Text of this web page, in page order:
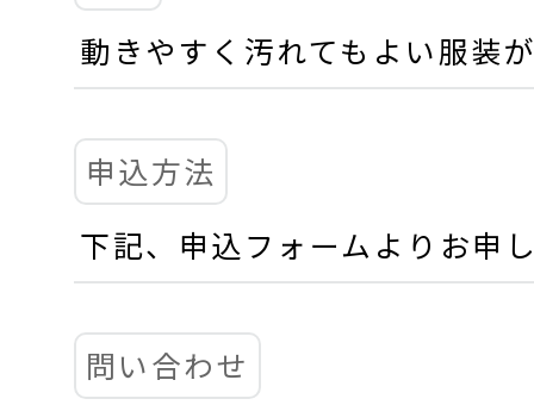
動きやすく汚れてもよい服装
申込方法
下記、申込フォームよりお申
問い合わせ